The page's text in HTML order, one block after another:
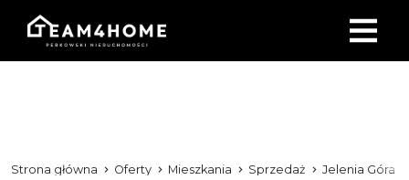
Strona główna Oferty Mieszkania Sprzedaż Jelenia Góra